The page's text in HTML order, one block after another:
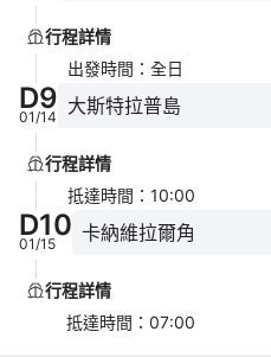
行程詳情
出發時間 ： 全日
D9
01/14 大斯特拉普島
行程詳情
抵達時間 ： 10:00
D10
01/15 卡納維拉爾角
行程詳情
抵達時間 ： 07:00